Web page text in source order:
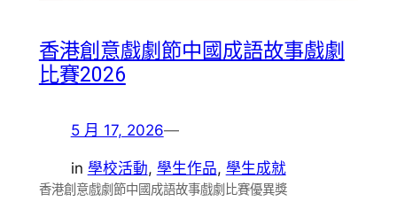
香港創意戲劇節中國成語故事戲劇
比賽2026
5 月 17, 2026—
in 學校活動, 學生作品, 學生成就
香港創意戲劇節中國成語故事戲劇比賽優異獎